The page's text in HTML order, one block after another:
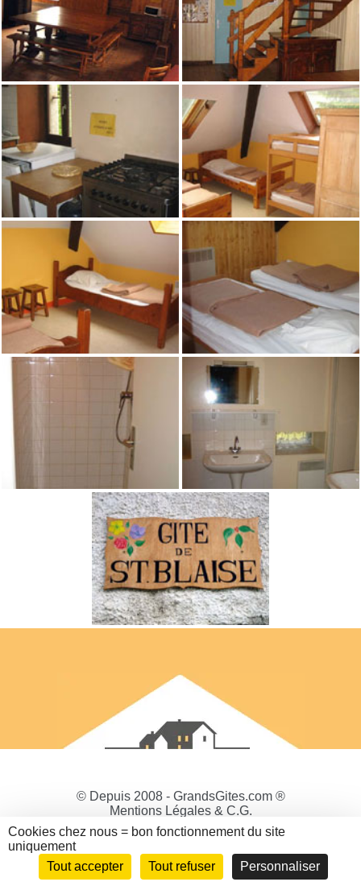
© Depuis 2008 - GrandsGites.com ®
Mentions Légales & C.G.
Politique de Confidentialité
Gestion des cookies
Cookies chez nous = bon fonctionnement du site
uniquement
Tout accepter
Tout refuser Personnaliser